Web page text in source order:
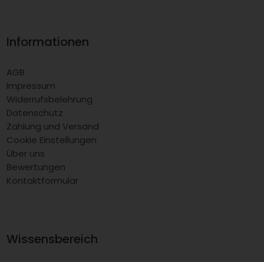
Informationen
AGB
Impressum
Widerrufsbelehrung
Datenschutz
Zahlung und Versand
Cookie Einstellungen
Über uns
Bewertungen
Kontaktformular
Wissensbereich